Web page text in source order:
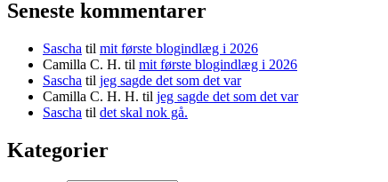
Seneste kommentarer
Sascha til mit første blogindlæg i 2026
Camilla C. H. til mit første blogindlæg i 2026
Sascha til jeg sagde det som det var
Camilla C. H. H. til jeg sagde det som det var
Sascha til det skal nok gå.
Kategorier